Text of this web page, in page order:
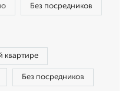
Без посредников
квартире
Без посредников